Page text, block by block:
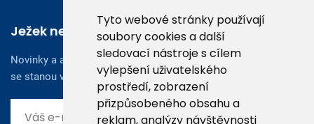
Tyto webové stránky používají
soubory cookies a další
sledovací nástroje s cílem
vylepšení uživatelského
prostředí, zobrazení
přizpůsobeného obsahu a
reklam, analýzy návštěvnosti
Ježek newsletter
Novinky a aktuality z oboru účetnictví, obchodu či legislativy
se stanou vaším dobrým rádcem.